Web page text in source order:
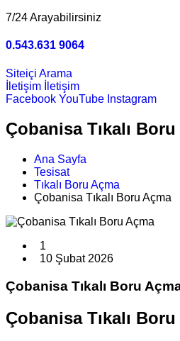
7/24 Arayabilirsiniz
0.543.631 9064
Siteiçi Arama
İletişim
İletişim
Facebook YouTube Instagram
Çobanisa Tıkalı
Ana Sayfa
Tesisat
Tıkalı Boru Açma
Çobanisa Tıkalı Boru Açma
1
10 Şubat 2026
Çobanisa Tıkalı Boru
Çobanisa Tıkalı